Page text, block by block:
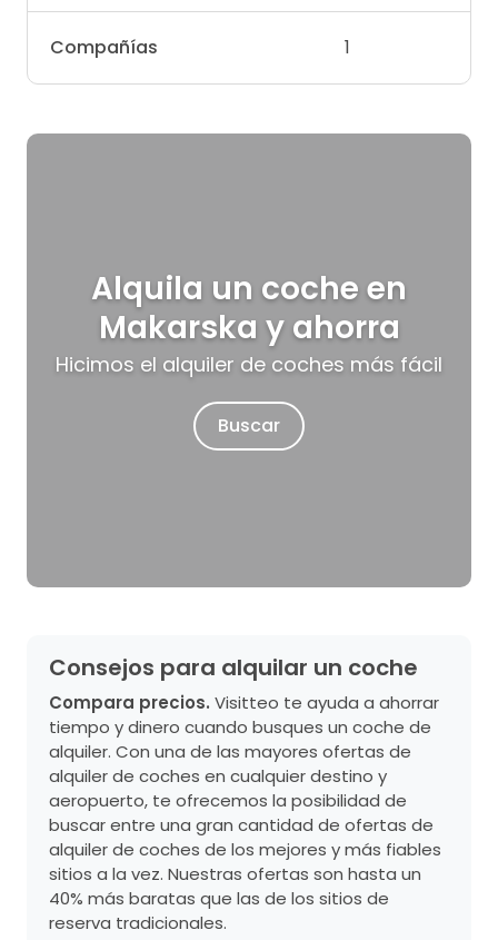
Compañías 1
Alquila un coche en
Makarska y ahorra
Hicimos el alquiler de coches más fácil
Buscar
Consejos para alquilar un coche
Compara precios. Visitteo te ayuda a ahorrar
tiempo y dinero cuando busques un coche de
alquiler. Con una de las mayores ofertas de
alquiler de coches en cualquier destino y
aeropuerto, te ofrecemos la posibilidad de
buscar entre una gran cantidad de ofertas de
alquiler de coches de los mejores y más fiables
sitios a la vez. Nuestras ofertas son hasta un
40% más baratas que las de los sitios de
reserva tradicionales.